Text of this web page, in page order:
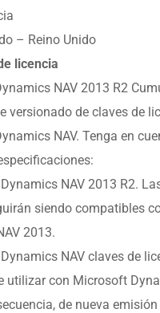
– Reino Unido
licencia
NAV 2013 R2
versionado de claves de
NAV. Tenga en
NAV 2013 R2.
siendo compatibles
2013.
NAV claves de
utilizar con Microsoft
de nueva